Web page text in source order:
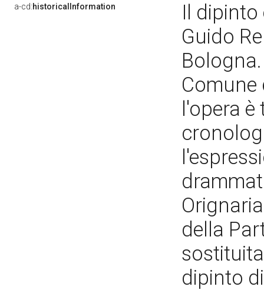
a-cd:historicalInformation
Il dipinto
Guido
Comune
l'opera
della
dipinto